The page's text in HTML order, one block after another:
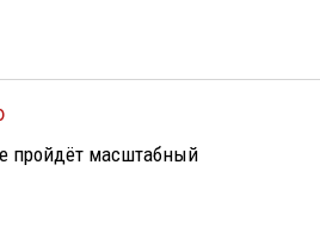
пройдёт масштабный